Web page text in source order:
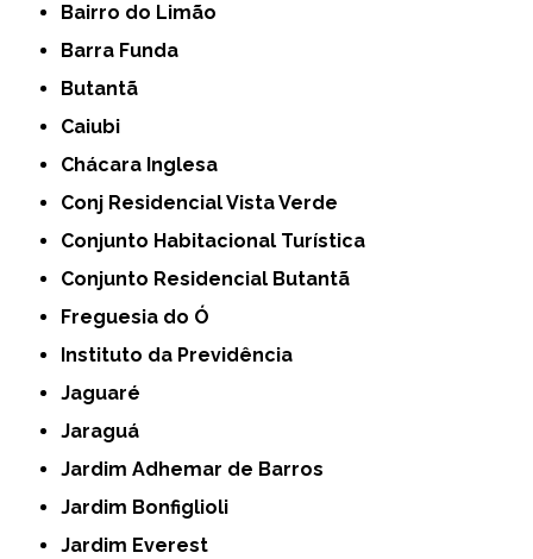
Bairro do Limão
Barra Funda
Butantã
Caiubi
Chácara Inglesa
Conj Residencial Vista Verde
Conjunto Habitacional Turística
Conjunto Residencial Butantã
Freguesia do Ó
Instituto da Previdência
Jaguaré
Jaraguá
Jardim Adhemar de Barros
Jardim Bonfiglioli
Jardim Everest